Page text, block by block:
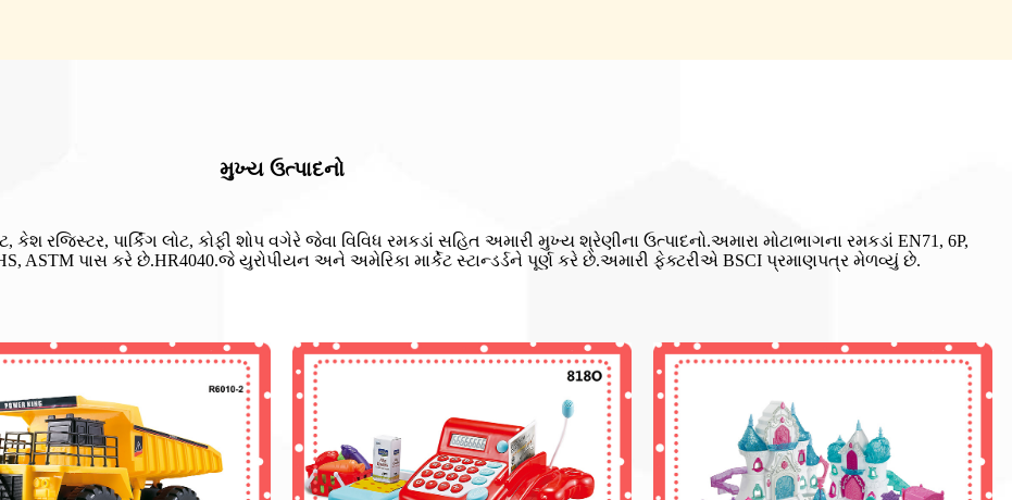
મુખ્ય ઉત્પાદનો
પાર્કિંગ લોટ, કોફી શોપ વગેરે જેવા વિવિધ રમકડાં સહિત અમારી મુખ્ય શ્રેણીના ઉત્પાદનો.અમારા મોટાભાગના રમકડાં EN71, 6P,
ASTM પાસ કરે છે.HR4040.જે યુરોપીયન અને અમેરિકા માર્કેટ સ્ટાન્ડર્ડને પૂર્ણ કરે છે.અમારી ફેક્ટરીએ BSCI પ્રમાણપત્ર મેળવ્યું છે.